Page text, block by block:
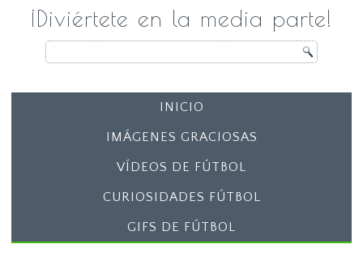
¡Diviértete en la media parte!
INICIO
IMÁGENES GRACIOSAS
VÍDEOS DE FÚTBOL
CURIOSIDADES FÚTBOL
GIFS DE FÚTBOL